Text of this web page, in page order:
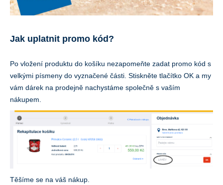
Jak uplatnit promo kód?
Po vložení produktu do košíku nezapomeňte zadat promo kód s
velkými písmeny do vyznačené části. Stiskněte tlačítko OK a my
vám dárek na prodejně nachystáme společně s vaším
nákupem.
Těšíme se na váš nákup.